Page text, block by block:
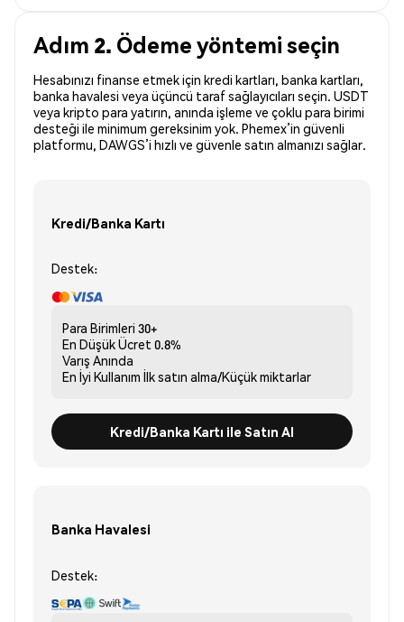
Adım 2. Ödeme yöntemi seçin
Hesabınızı finanse etmek için kredi kartları, banka kartları,
banka havalesi veya üçüncü taraf sağlayıcıları seçin. USDT
veya kripto para yatırın, anında işleme ve çoklu para birimi
desteği ile minimum gereksinim yok. Phemex’in güvenli
platformu, DAWGS’i hızlı ve güvenle satın almanızı sağlar.
Kredi/Banka Kartı
Destek:
Para Birimleri 30+
En Düşük Ücret 0.8%
Varış Anında
En İyi Kullanım İlk satın alma/Küçük miktarlar
Kredi/Banka Kartı ile Satın Al
Banka Havalesi
Destek: